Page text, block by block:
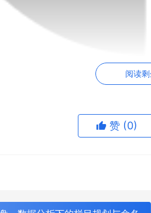
的一位资深博主，以其独特的幽默
无不展现她的多才多艺。郑瑞妤的
阅读
赞 (0)